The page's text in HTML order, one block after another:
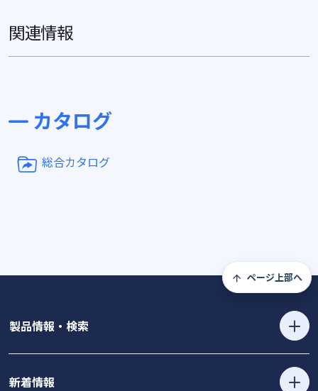
関連情報
カタログ
総合カタログ
ページ上部へ
製品情報・検索
新着情報